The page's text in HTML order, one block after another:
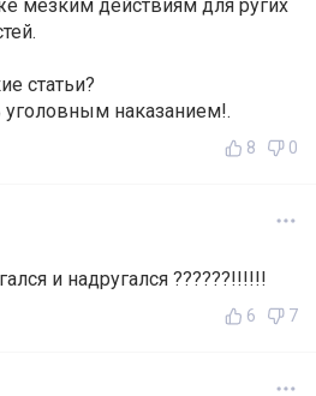
мезким действиям для ругих
статьи?
наказанием!.
8 0
и надругался ??????!!!!!!
6 7